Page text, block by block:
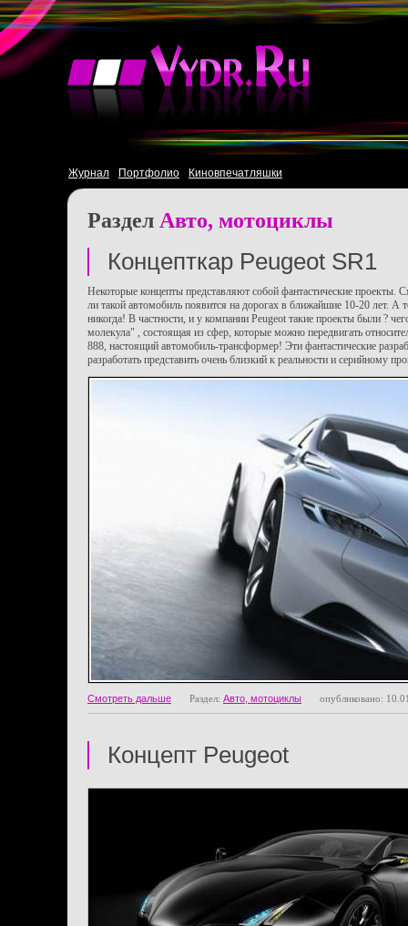
Журнал Портфолио Киновпечатляшки
Раздел Авто, мотоциклы
Концепткар Peugeot SR1
Некоторые концепты представляют собой фантастические
ли такой автомобиль появится на дорогах в ближайшие 10-20 лет. А
никогда! В частности, и у компании Peugeot такие проекты были ?
молекула" , состоящая из сфер, которые можно передвигать
888, настоящий автомобиль-трансформер! Эти фантастические
разработать представить очень близкий к реальности и серийному
Смотреть дальше Раздел: Авто, мотоциклы опубликовано:
Концепт Peugeot